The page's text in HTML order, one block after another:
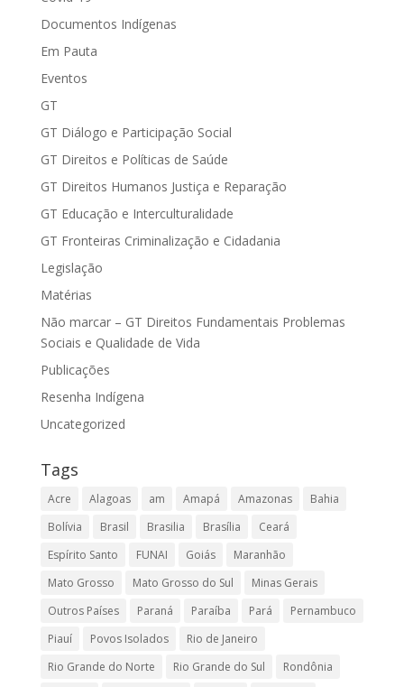
Documentos Indígenas
Em Pauta
Eventos
GT
GT Diálogo e Participação Social
GT Direitos e Políticas de Saúde
GT Direitos Humanos Justiça e Reparação
GT Educação e Interculturalidade
GT Fronteiras Criminalização e Cidadania
Legislação
Matérias
Não marcar – GT Direitos Fundamentais Problemas
Sociais e Qualidade de Vida
Publicações
Resenha Indígena
Uncategorized
Tags
Acre Alagoas am Amapá Amazonas
Bahia
Bolívia
Brasil Brasilia Brasília
Ceará
Espírito Santo
FUNAI Goiás
Maranhão
Mato Grosso
Mato Grosso do Sul
Minas Gerais
Outros Países
Paraná Paraíba Pará
Pernambuco
Piauí
Povos Isolados
Rio de Janeiro
Rio Grande do Norte
Rio Grande do Sul
Rondônia